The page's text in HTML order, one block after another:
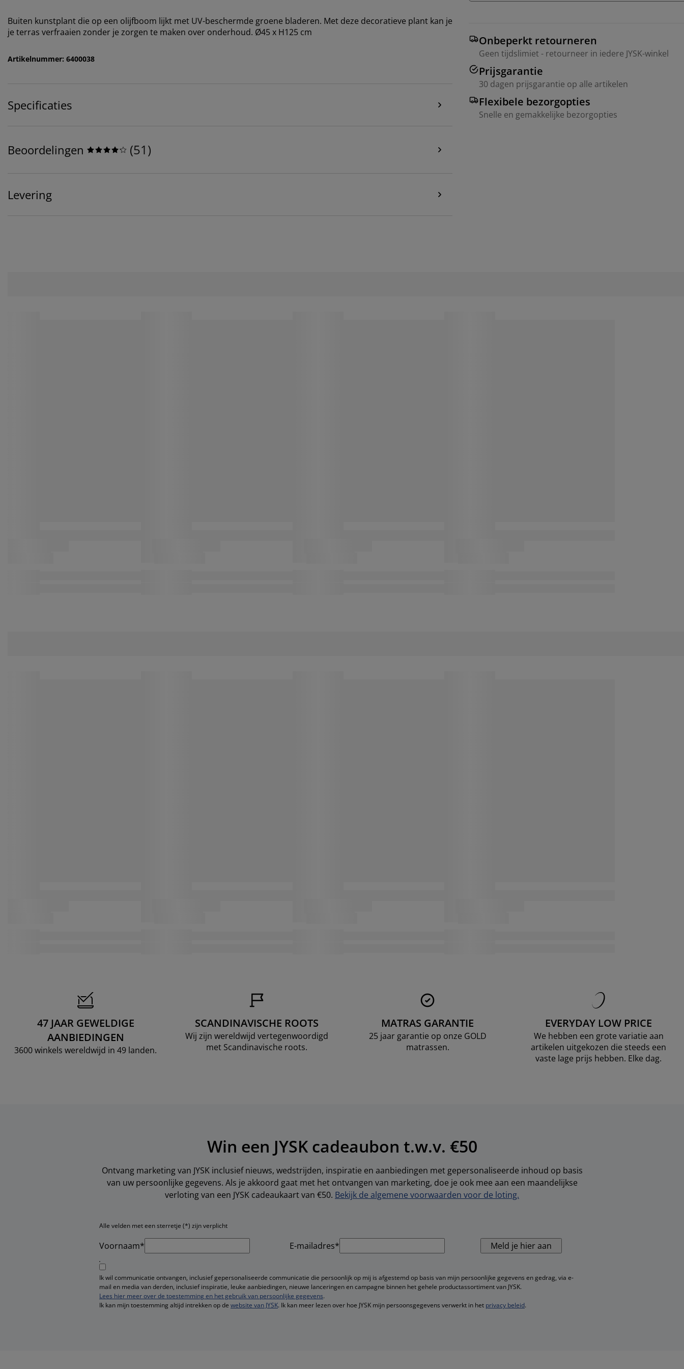
Onbeperkt retourneren
Geen tijdslimiet - retourneer in iedere JYSK-winkel
Prijsgarantie
30 dagen prijsgarantie op alle artikelen
Flexibele bezorgopties
Snelle en gemakkelijke bezorgopties
Buiten kunstplant die op een olijfboom lijkt met UV-beschermde groene bladeren. Met deze decoratieve plant kan je
je terras verfraaien zonder je zorgen te maken over onderhoud. Ø45 x H125 cm
Artikelnummer: 6400038
Specificaties
Beoordelingen (51)
Levering
47 JAAR GEWELDIGE
AANBIEDINGEN
3600 winkels wereldwijd in 49 landen.
SCANDINAVISCHE ROOTS
Wij zijn wereldwijd vertegenwoordigd
met Scandinavische roots.
MATRAS GARANTIE
25 jaar garantie op onze GOLD
matrassen.
EVERYDAY LOW PRICE
We hebben een grote variatie aan
artikelen uitgekozen die steeds een
vaste lage prijs hebben. Elke dag.
Win een JYSK cadeaubon t.w.v. €50
Ontvang marketing van JYSK inclusief nieuws, wedstrijden, inspiratie en aanbiedingen met gepersonaliseerde inhoud op basis
van uw persoonlijke gegevens. Als je akkoord gaat met het ontvangen van marketing, doe je ook mee aan een maandelijkse
verloting van een JYSK cadeaukaart van €50. Bekijk de algemene voorwaarden voor de loting.
Alle velden met een sterretje (*) zijn verplicht
Voornaam* E-mailadres* Meld je hier aan
Ik wil communicatie ontvangen, inclusief gepersonaliseerde communicatie die persoonlijk op mij is afgestemd op basis van mijn persoonlijke gegevens en gedrag, via e-
mail en media van derden, inclusief inspiratie, leuke aanbiedingen, nieuwe lanceringen en campagne binnen het gehele productassortiment van JYSK.
Lees hier meer over de toestemming en het gebruik van persoonlijke gegevens.
Ik kan mijn toestemming altijd intrekken op de website van JYSK. Ik kan meer lezen over hoe JYSK mijn persoonsgegevens verwerkt in het privacy beleid.